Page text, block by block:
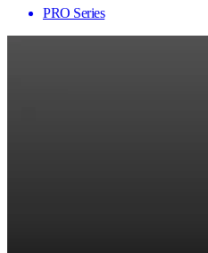
PRO Series